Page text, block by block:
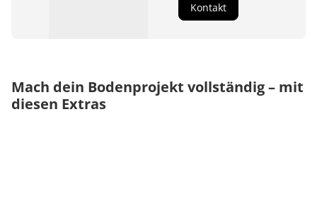
Mach dein Bodenprojekt vollständig – mit
diesen Extras
Kontakt